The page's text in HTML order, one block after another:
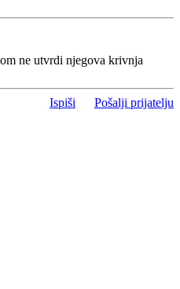
ne utvrdi njegova krivnja
Ispiši Pošalji prijatelju